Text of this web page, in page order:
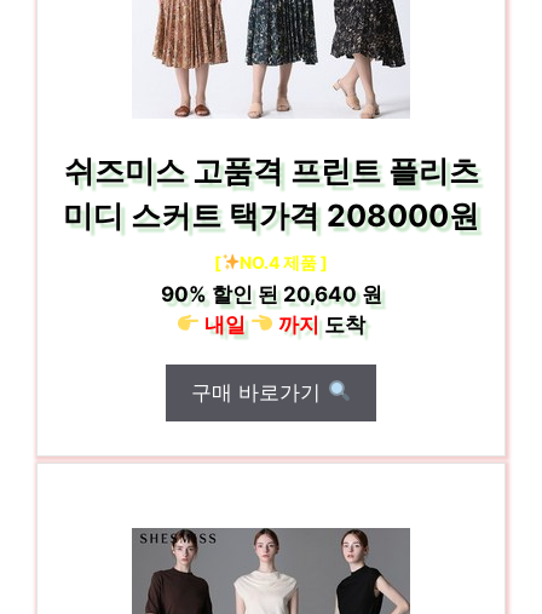
쉬즈미스 고품격 프린트 플리츠
미디 스커트 택가격 208000원
[ NO.4 제품 ]
90%할인 된20,640 원
내일
까지도착
구매 바로가기